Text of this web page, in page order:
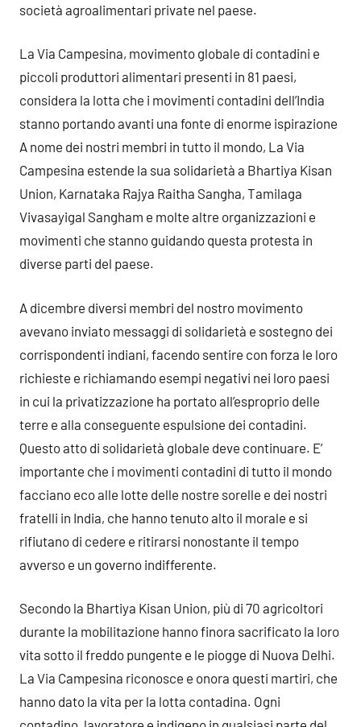
società agroalimentari private nel paese.
La Via Campesina, movimento globale di contadini e
piccoli produttori alimentari presenti in 81 paesi,
considera la lotta che i movimenti contadini dell’India
stanno portando avanti una fonte di enorme ispirazione
A nome dei nostri membri in tutto il mondo, La Via
Campesina estende la sua solidarietà a Bhartiya Kisan
Union, Karnataka Rajya Raitha Sangha, Tamilaga
Vivasayigal Sangham e molte altre organizzazioni e
movimenti che stanno guidando questa protesta in
diverse parti del paese.
A dicembre diversi membri del nostro movimento
avevano inviato messaggi di solidarietà e sostegno dei
corrispondenti indiani, facendo sentire con forza le loro
richieste e richiamando esempi negativi nei loro paesi
in cui la privatizzazione ha portato all’esproprio delle
terre e alla conseguente espulsione dei contadini.
Questo atto di solidarietà globale deve continuare. E’
importante che i movimenti contadini di tutto il mondo
facciano eco alle lotte delle nostre sorelle e dei nostri
fratelli in India, che hanno tenuto alto il morale e si
rifiutano di cedere e ritirarsi nonostante il tempo
avverso e un governo indifferente.
Secondo la Bhartiya Kisan Union, più di 70 agricoltori
durante la mobilitazione hanno finora sacrificato la loro
vita sotto il freddo pungente e le piogge di Nuova Delhi.
La Via Campesina riconosce e onora questi martiri, che
hanno dato la vita per la lotta contadina. Ogni